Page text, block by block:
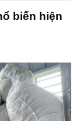
biến hiện